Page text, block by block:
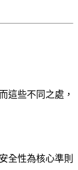
這些不同之處，
全性為核心準則